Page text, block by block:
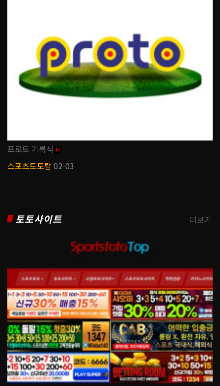
프로토 기록식 H
스포츠토토탑02-03
토토사이트 더보기